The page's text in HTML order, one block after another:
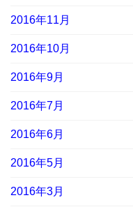
2016年11月
2016年10月
2016年9月
2016年7月
2016年6月
2016年5月
2016年3月